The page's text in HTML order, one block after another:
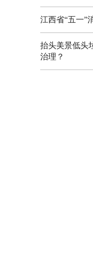
江西省“五一”
抬头美景低头
治理？